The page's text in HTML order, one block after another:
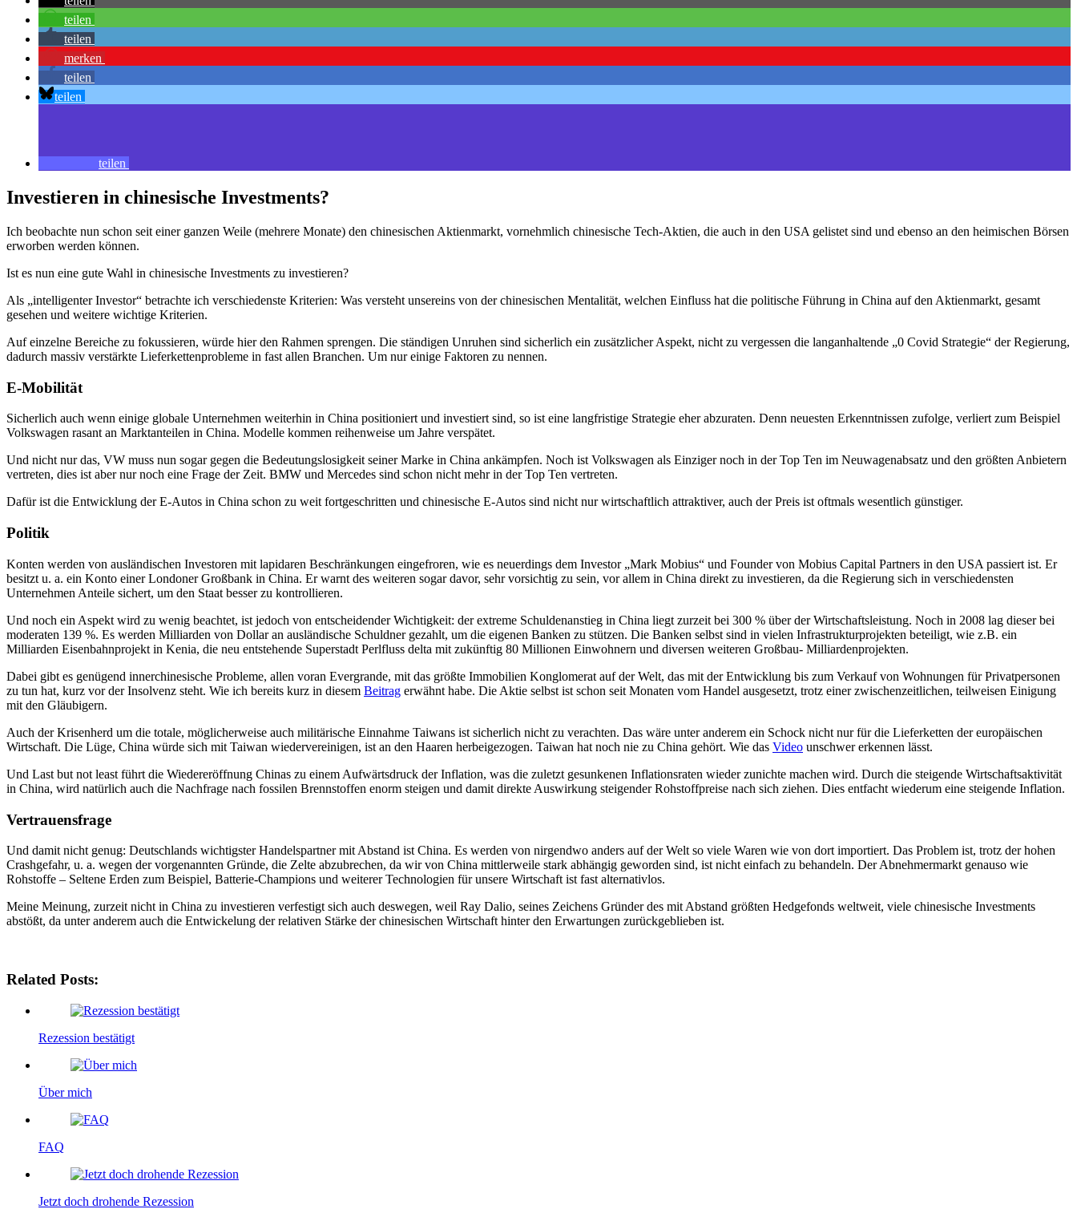
teilen
teilen
merken
teilen
teilen
teilen
Investieren in chinesische Investments?
Ich beobachte nun schon seit einer ganzen Weile (mehrere Monate) den chinesischen Aktienmarkt, vornehmlich chinesische Tech-Aktien, die auch in den USA gelistet sind und ebenso an den heimischen Börsen
erworben werden können.
Ist es nun eine gute Wahl in chinesische Investments zu investieren?
Als „intelligenter Investor“ betrachte ich verschiedenste Kriterien: Was versteht unsereins von der chinesischen Mentalität, welchen Einfluss hat die politische Führung in China auf den Aktienmarkt, gesamt
gesehen und weitere wichtige Kriterien.
Auf einzelne Bereiche zu fokussieren, würde hier den Rahmen sprengen. Die ständigen Unruhen sind sicherlich ein zusätzlicher Aspekt, nicht zu vergessen die langanhaltende „0 Covid Strategie“ der Regierung,
dadurch massiv verstärkte Lieferkettenprobleme in fast allen Branchen. Um nur einige Faktoren zu nennen.
E-Mobilität
Sicherlich auch wenn einige globale Unternehmen weiterhin in China positioniert und investiert sind, so ist eine langfristige Strategie eher abzuraten. Denn neuesten Erkenntnissen zufolge, verliert zum Beispiel
Volkswagen rasant an Marktanteilen in China. Modelle kommen reihenweise um Jahre verspätet.
Und nicht nur das, VW muss nun sogar gegen die Bedeutungslosigkeit seiner Marke in China ankämpfen. Noch ist Volkswagen als Einziger noch in der Top Ten im Neuwagenabsatz und den größten Anbietern
vertreten, dies ist aber nur noch eine Frage der Zeit. BMW und Mercedes sind schon nicht mehr in der Top Ten vertreten.
Dafür ist die Entwicklung der E-Autos in China schon zu weit fortgeschritten und chinesische E-Autos sind nicht nur wirtschaftlich attraktiver, auch der Preis ist oftmals wesentlich günstiger.
Politik
Konten werden von ausländischen Investoren mit lapidaren Beschränkungen eingefroren, wie es neuerdings dem Investor „Mark Mobius“ und Founder von Mobius Capital Partners in den USA passiert ist. Er
besitzt u. a. ein Konto einer Londoner Großbank in China. Er warnt des weiteren sogar davor, sehr vorsichtig zu sein, vor allem in China direkt zu investieren, da die Regierung sich in verschiedensten
Unternehmen Anteile sichert, um den Staat besser zu kontrollieren.
Und noch ein Aspekt wird zu wenig beachtet, ist jedoch von entscheidender Wichtigkeit: der extreme Schuldenanstieg in China liegt zurzeit bei 300 % über der Wirtschaftsleistung. Noch in 2008 lag dieser bei
moderaten 139 %. Es werden Milliarden von Dollar an ausländische Schuldner gezahlt, um die eigenen Banken zu stützen. Die Banken selbst sind in vielen Infrastrukturprojekten beteiligt, wie z.B. ein
Milliarden Eisenbahnprojekt in Kenia, die neu entstehende Superstadt Perlfluss delta mit zukünftig 80 Millionen Einwohnern und diversen weiteren Großbau- Milliardenprojekten.
Dabei gibt es genügend innerchinesische Probleme, allen voran Evergrande, mit das größte Immobilien Konglomerat auf der Welt, das mit der Entwicklung bis zum Verkauf von Wohnungen für Privatpersonen
zu tun hat, kurz vor der Insolvenz steht. Wie ich bereits kurz in diesem Beitrag erwähnt habe. Die Aktie selbst ist schon seit Monaten vom Handel ausgesetzt, trotz einer zwischenzeitlichen, teilweisen Einigung
mit den Gläubigern.
Auch der Krisenherd um die totale, möglicherweise auch militärische Einnahme Taiwans ist sicherlich nicht zu verachten. Das wäre unter anderem ein Schock nicht nur für die Lieferketten der europäischen
Wirtschaft. Die Lüge, China würde sich mit Taiwan wiedervereinigen, ist an den Haaren herbeigezogen. Taiwan hat noch nie zu China gehört. Wie das Video unschwer erkennen lässt.
Und Last but not least führt die Wiedereröffnung Chinas zu einem Aufwärtsdruck der Inflation, was die zuletzt gesunkenen Inflationsraten wieder zunichte machen wird. Durch die steigende Wirtschaftsaktivität
in China, wird natürlich auch die Nachfrage nach fossilen Brennstoffen enorm steigen und damit direkte Auswirkung steigender Rohstoffpreise nach sich ziehen. Dies entfacht wiederum eine steigende Inflation.
Vertrauensfrage
Und damit nicht genug: Deutschlands wichtigster Handelspartner mit Abstand ist China. Es werden von nirgendwo anders auf der Welt so viele Waren wie von dort importiert. Das Problem ist, trotz der hohen
Crashgefahr, u. a. wegen der vorgenannten Gründe, die Zelte abzubrechen, da wir von China mittlerweile stark abhängig geworden sind, ist nicht einfach zu behandeln. Der Abnehmermarkt genauso wie
Rohstoffe – Seltene Erden zum Beispiel, Batterie-Champions und weiterer Technologien für unsere Wirtschaft ist fast alternativlos.
Meine Meinung, zurzeit nicht in China zu investieren verfestigt sich auch deswegen, weil Ray Dalio, seines Zeichens Gründer des mit Abstand größten Hedgefonds weltweit, viele chinesische Investments
abstößt, da unter anderem auch die Entwickelung der relativen Stärke der chinesischen Wirtschaft hinter den Erwartungen zurückgeblieben ist.
Related Posts:
Rezession bestätigt
Über mich
FAQ
Jetzt doch drohende Rezession